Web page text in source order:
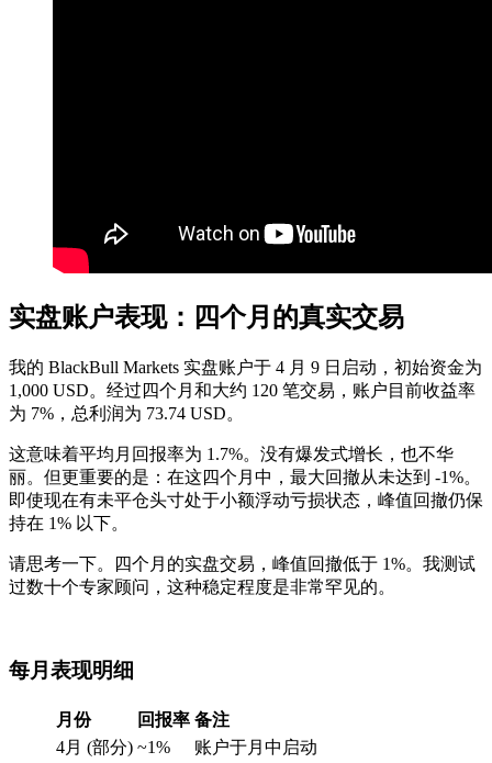
实盘账户表现：四个月的真实交易
我的 BlackBull Markets 实盘账户于 4 月 9 日启动，初始资金为
1,000 USD。经过四个月和大约 120 笔交易，账户目前收益率
为 7%，总利润为 73.74 USD。
这意味着平均月回报率为 1.7%。没有爆发式增长，也不华
丽。但更重要的是：在这四个月中，最大回撤从未达到 -1%。
即使现在有未平仓头寸处于小额浮动亏损状态，峰值回撤仍保
持在 1% 以下。
请思考一下。四个月的实盘交易，峰值回撤低于 1%。我测试
过数十个专家顾问，这种稳定程度是非常罕见的。
每月表现明细
月份 回报率 备注
4月 (部分) ~1%
账户于月中启动